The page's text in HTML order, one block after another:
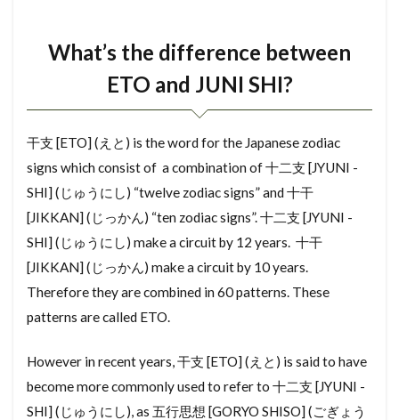
What’s the difference between
ETO and JUNI SHI?
干支 [ETO] (えと) is the word for the Japanese zodiac
signs which consist of a combination of 十二支 [JYUNI -
SHI] (じゅうにし) “twelve zodiacsigns” and 十干
[JIKKAN] (じっかん) “ten zodiac signs”. 十二支 [JYUNI -
SHI] (じゅうにし) make a circuit by 12 years. 十干
[JIKKAN] (じっかん) make a circuit by 10 years.
Therefore they are combined in 60 patterns. These
patterns are called ETO.
However in recent years, 干支 [ETO] (えと) is said to have
become more commonly used to refer to 十二支 [JYUNI -
SHI] (じゅうにし), as 五行思想 [GORYO SHISO] (ごぎょう
どうろいちしてい
どうせん とほ
とび
とどうふけん
としがす
とこのま
にじゅうさっし
にせたいじゅうたく
はんげん
はうすくりーにんぐ
はる
はり
はめ殺し窓
はめごろしまど
はばき
はたさおち
はざーどまっぷ
はきだしまど
はうすめーかー
はいぐうしゃこうじょ
にゅうきょしんさ
のんばんく
のりめん
のうぜい しょうめいしょ
ぼうおんさっし
ぼうかへき
とくていもくてきかいしゃ
よーさん